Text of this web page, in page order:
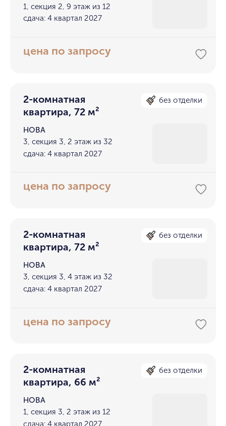
1, секция 2, 9 этаж из 12
сдача: 4 квартал 2027
цена по запросу
2-комнатная
квартира, 72 м²
без отделки
НОВА
3, секция 3, 2 этаж из 32
сдача: 4 квартал 2027
цена по запросу
2-комнатная
квартира, 72 м²
без отделки
НОВА
3, секция 3, 4 этаж из 32
сдача: 4 квартал 2027
цена по запросу
2-комнатная
квартира, 66 м²
без отделки
НОВА
1, секция 3, 2 этаж из 12
сдача: 4 квартал 2027